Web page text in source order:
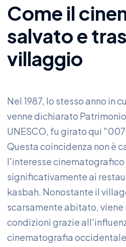
Come il
salvato e
villaggio
Nel 1987, lo stesso anno in
venne dichiarato
UNESCO, fu girato qui
Questa coincidenza non è
l'interesse
significativamente ai
kasbah. Nonostante il
scarsamente abitato,
condizioni grazie
cinematografia